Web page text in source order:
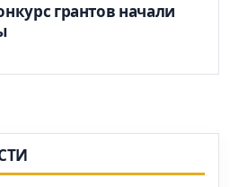
грантов начали